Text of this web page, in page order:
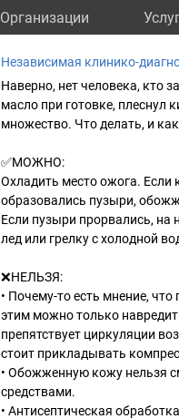
Организации
Независимая клинико-
Наверно, нет человека, кто
масло при готовке, плеснул
множество. Что делать, и
✅МОЖНО:
Охладить место ожога. Если
образовались пузыри,
Если пузыри прорвались, на
лед или грелку с холодной
❌НЕЛЬЗЯ:
• Почему-то есть мнение,
этим можно только
препятствует циркуляции
стоит прикладывать
• Обожженную кожу нельзя
средствами.
• Антисептическая